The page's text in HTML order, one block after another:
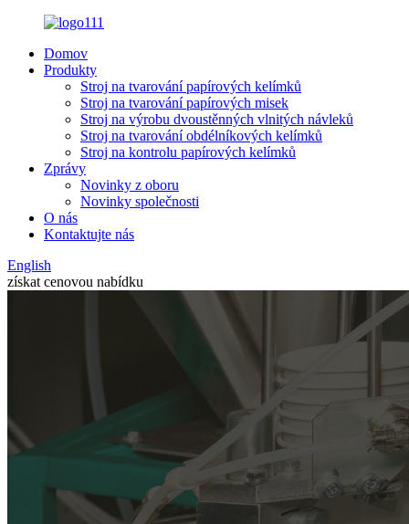
Domov
Produkty
Stroj na tvarování papírových kelímků
Stroj na tvarování papírových misek
Stroj na výrobu dvoustěnných vlnitých návleků
Stroj na tvarování obdélníkových kelímků
Stroj na kontrolu papírových kelímků
Zprávy
Novinky z oboru
Novinky společnosti
O nás
Kontaktujte nás
English
získat cenovou nabídku